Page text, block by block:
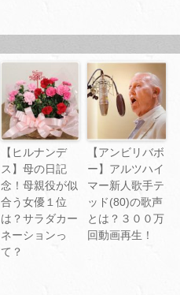
【ヒルナンデ
ス】母の日記
念！母親役が似
合う女優１位
は？サラダカー
ネーションっ
て？
【アンビリバボ
ー】アルツハイ
マー新人歌手テ
ッド(80)の歌声
とは？３００万
回動画再生！